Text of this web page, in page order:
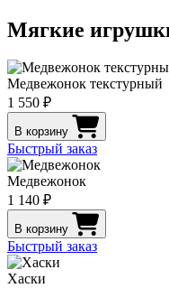
Мягкие
Медвежонок текстурный
1 550 ₽
В корзину
Быстрый заказ
Медвежонок
1 140 ₽
В корзину
Быстрый заказ
Хаски